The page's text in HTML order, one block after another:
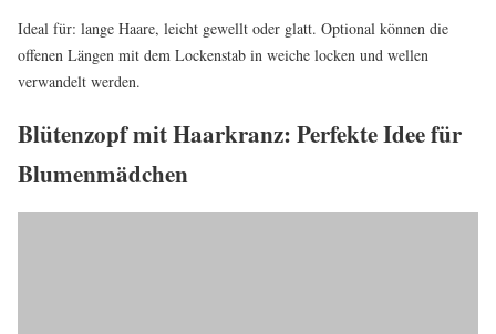
Ideal für: lange Haare, leicht gewellt oder glatt. Optional können die
offenen Längen mit dem Lockenstab in weiche locken und wellen
verwandelt werden.
Blütenzopf mit Haarkranz: Perfekte Idee für
Blumenmädchen